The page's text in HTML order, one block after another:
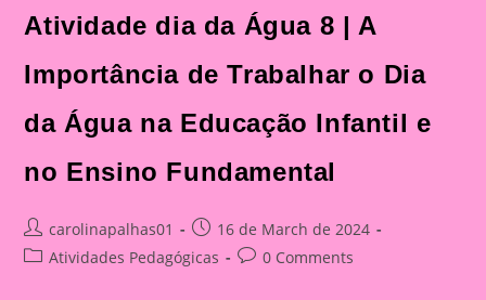
Atividade dia da Água 8 | A
Importância de Trabalhar o Dia
da Água na Educação Infantil e
no Ensino Fundamental
Post
author:
carolinapalhas01
Post
published:
16 de March de 2024
PostAtividades Pedagógicas
Post0 Comments